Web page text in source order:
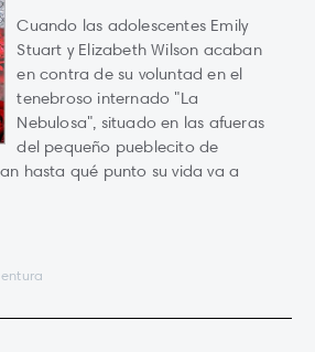
Cuando las adolescentes Emily
Stuart y Elizabeth Wilson acaban
en contra de su voluntad en el
tenebroso internado "La
Nebulosa", situado en las afueras
del pequeño pueblecito de
hasta qué punto su vida va a